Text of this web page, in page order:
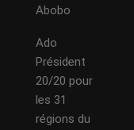
Abobo
Ado
Président
20/20 pour
les 31
régions du